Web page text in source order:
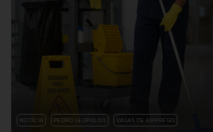
NOTÍCIA PEDRO LEOPOLDO VAGAS DE EMPREGO